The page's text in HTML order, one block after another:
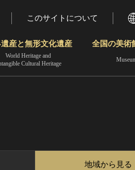
このサイトについて
産と無形文化遺産
World Heritage and
Cultural Heritage
全国の美術
地域から見る